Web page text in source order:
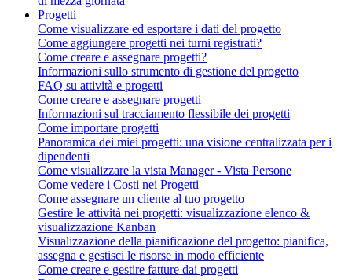
Progetti
Come visualizzare ed esportare i dati del progetto
Come aggiungere progetti nei turni registrati?
Come creare e assegnare progetti?
Informazioni sullo strumento di gestione del progetto
FAQ su attività e progetti
Come creare e assegnare progetti
Informazioni sul tracciamento flessibile dei progetti
Come importare progetti
Panoramica dei miei progetti: una visione centralizzata per i
dipendenti
Come visualizzare la vista Manager - Vista Persone
Come vedere i Costi nei Progetti
Come assegnare un cliente al tuo progetto
Gestire le attività nei progetti: visualizzazione elenco &
visualizzazione Kanban
Visualizzazione della pianificazione del progetto: pianifica,
assegna e gestisci le risorse in modo efficiente
Come creare e gestire fatture dai progetti